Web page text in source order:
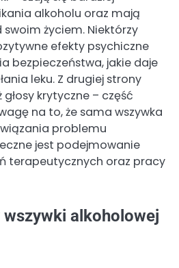
alkoholu oraz mają
życiem. Niektórzy
efekty psychiczne
bezpieczeństwa, jakie daje
leku. Z drugiej strony
krytyczne – część
na to, że sama wszywka
problemu
jest podejmowanie
terapeutycznych oraz pracy
alkoholowej